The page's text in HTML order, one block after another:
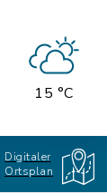
15 °C
Digitaler
Ortsplan